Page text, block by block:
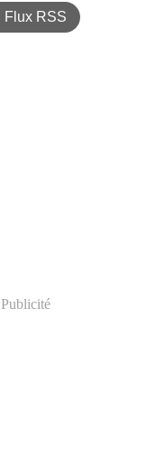
Flux RSS
Publicité